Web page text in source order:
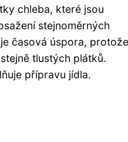
chleba, které jsou
stejnoměrných
časová úspora, protože
tlustých plátků.
přípravu jídla.